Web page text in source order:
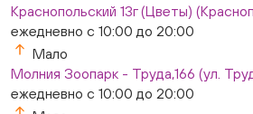
Краснопольский 13г (Цветы)
ежедневно с 10:00 до 20:00
Мало
Молния Зоопарк - Труда,166 (ул.
ежедневно с 10:00 до 20:00